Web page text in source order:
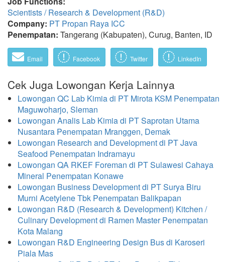
Scientists / Research & Development (R&D)
Company: PT Propan Raya ICC
Penempatan: Tangerang (Kabupaten), Curug, Banten, ID
Email Facebook Twitter LinkedIn
Cek Juga Lowongan Kerja Lainnya
Lowongan QC Lab Kimia di PT Mirota KSM Penempatan
Maguwoharjo, Sleman
Lowongan Analis Lab Kimia di PT Saprotan Utama
Nusantara Penempatan Mranggen, Demak
Lowongan Research and Development di PT Java
Seafood Penempatan Indramayu
Lowongan QA RKEF Foreman di PT Sulawesi Cahaya
Mineral Penempatan Konawe
Lowongan Business Development di PT Surya Biru
Murni Acetylene Tbk Penempatan Balikpapan
Lowongan R&D (Research & Development) Kitchen /
Culinary Development di Ramen Master Penempatan
Kota Malang
Lowongan R&D Engineering Design Bus di Karoseri
Piala Mas